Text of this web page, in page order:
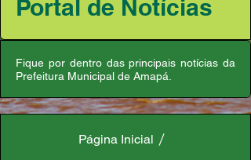
Portal de Notícias
Fique por dentro das principais notícias da
Prefeitura Municipal de Amapá.
Página Inicial